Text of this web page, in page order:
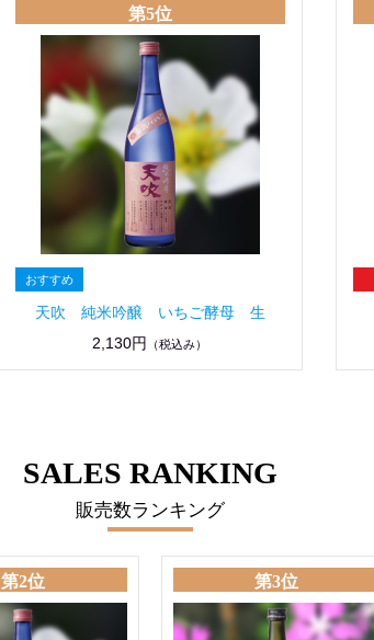
第5位
天吹 純米吟醸 いちご酵母 生
2,130円
（税込み）
SALES RANKING
販売数ランキング
第2位 第3位